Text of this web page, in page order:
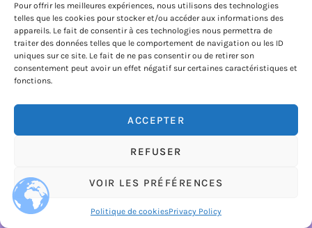
Pour offrir les meilleures expériences, nous utilisons des technologies
telles que les cookies pour stocker et/ou accéder aux informations des
appareils. Le fait de consentir à ces technologies nous permettra de
traiter des données telles que le comportement de navigation ou les ID
uniques sur ce site. Le fait de ne pas consentir ou de retirer son
consentement peut avoir un effet négatif sur certaines caractéristiques et
fonctions.
ACCEPTER
REFUSER
VOIR LES PRÉFÉRENCES
Politique de cookiesPrivacy Policy